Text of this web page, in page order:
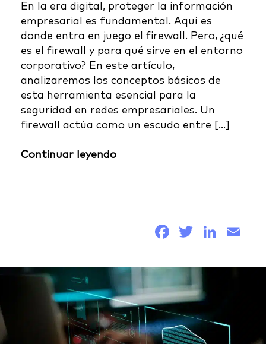
En la era digital, proteger la información
empresarial es fundamental. Aquí es
donde entra en juego el firewall. Pero, ¿qué
es el firewall y para qué sirve en el entorno
corporativo? En este artículo,
analizaremos los conceptos básicos de
esta herramienta esencial para la
seguridad en redes empresariales. Un
firewall actúa como un escudo entre […]
Facebook
Twitter
Continuar leyendo